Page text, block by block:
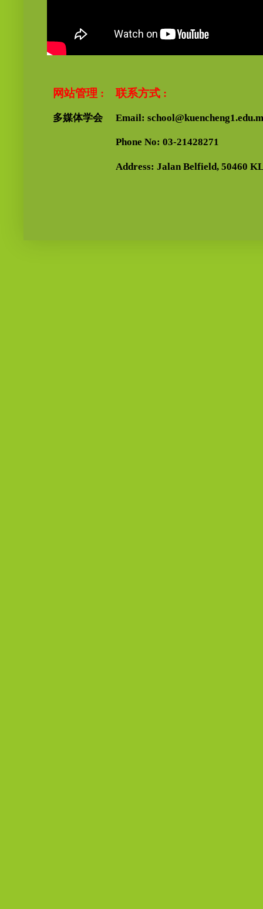
网站管理 :
多媒体学会
联系方式 :
Email:
Phone No: 03-21428271
Address: Jalan Belfield, 50460